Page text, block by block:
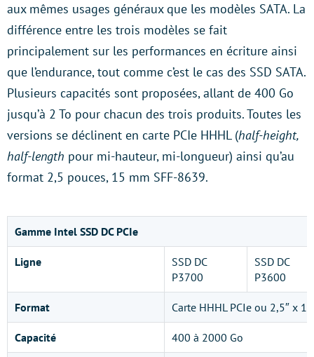
aux mêmes usages généraux que les modèles SATA. La
différence entre les trois modèles se fait
principalement sur les performances en écriture ainsi
que l’endurance, tout comme c’est le cas des SSD SATA.
Plusieurs capacités sont proposées, allant de 400 Go
jusqu’à 2 To pour chacun des trois produits. Toutes les
versions se déclinent en carte PCIe HHHL (half-height,
half-length pour mi-hauteur, mi-longueur) ainsi qu’au
format 2,5 pouces, 15 mm SFF-8639.
Gamme Intel SSD DC PCIe
Ligne
SSD DC
P3700
SSD DC
P3600
Format Carte HHHL PCIe ou 2,5″ x
Capacité 400 à 2000 Go